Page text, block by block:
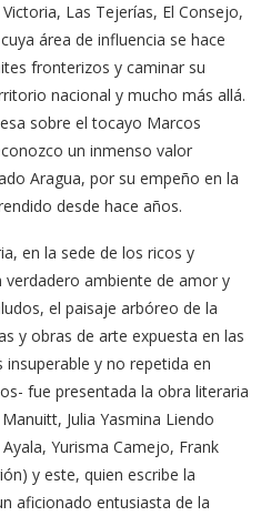
Las Tejerías, El Consejo,
área de influencia se hace
fronterizos y caminar su
nacional y mucho más allá.
sobre el tocayo Marcos
un inmenso valor
Aragua, por su empeño en la
desde hace años.
en la sede de los ricos y
ambiente de amor y
el paisaje arbóreo de la
y obras de arte expuesta en las
y no repetida en
fue presentada la obra literaria
Julia Yasmina Liendo
Yurisma Camejo, Frank
y este, quien escribe la
aficionado entusiasta de la